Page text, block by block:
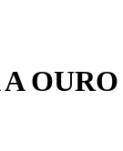
OURO